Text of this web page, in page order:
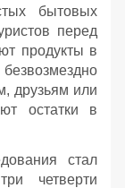
бытовых
перед
продукты в
друзьям или
остатки в
стал
четверти